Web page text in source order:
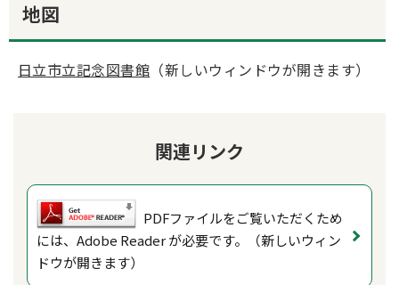
地図
日立市立記念図書館 （新しいウィンドウが開きます）
関連リンク
PDFファイルをご覧いただくため
には、Adobe Reader が必要です。（新しいウィン
ドウが開きます）